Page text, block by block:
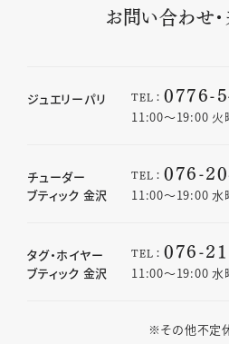
お問い合わせ
ジュエリーパリ TEL： 0776-
11:00〜19:00 火
チューダー
ブティック 金沢
TEL： 076-
11:00〜19:00 水
タグ・ホイヤー
ブティック 金沢
TEL： 076-
11:00〜19:00 水
※その他不定